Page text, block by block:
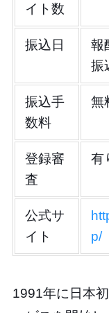
イト数
振込日
報
振
振込手
数料
無
登録審
査
有
公式サ
イト
p/
1991年に日本